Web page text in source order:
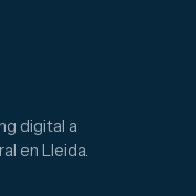
digital a
en Lleida.